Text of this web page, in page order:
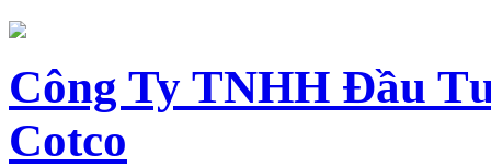
Công Ty TNHH Đầu
Cotco